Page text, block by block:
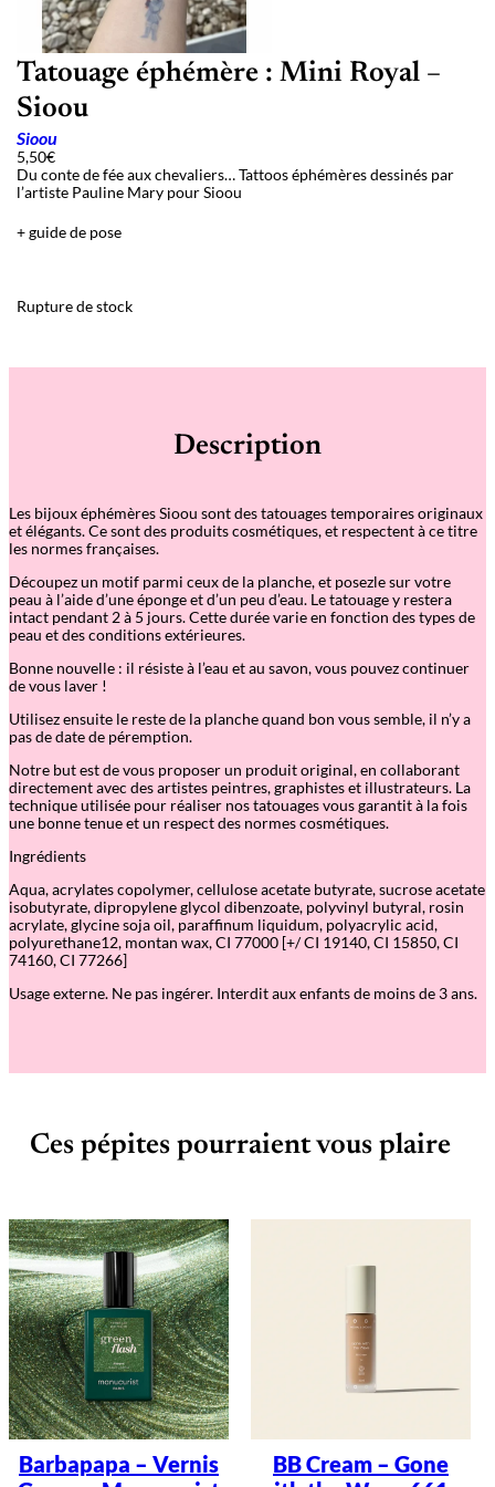
Tatouage éphémère : Mini Royal –
Sioou
Sioou
5,50€
Du conte de fée aux chevaliers… Tattoos éphémères dessinés par
l’artiste Pauline Mary pour Sioou
+ guide de pose
Rupture de stock
Description
Les bijoux éphémères Sioou sont des tatouages temporaires originaux
et élégants. Ce sont des produits cosmétiques, et respectent à ce titre
les normes françaises.
Découpez un motif parmi ceux de la planche, et posezle sur votre
peau à l’aide d’une éponge et d’un peu d’eau. Le tatouage y restera
intact pendant 2 à 5 jours. Cette durée varie en fonction des types de
peau et des conditions extérieures.
Bonne nouvelle : il résiste à l’eau et au savon, vous pouvez continuer
de vous laver !
Utilisez ensuite le reste de la planche quand bon vous semble, il n’y a
pas de date de péremption.
Notre but est de vous proposer un produit original, en collaborant
directement avec des artistes peintres, graphistes et illustrateurs. La
technique utilisée pour réaliser nos tatouages vous garantit à la fois
une bonne tenue et un respect des normes cosmétiques.
Ingrédients
Aqua, acrylates copolymer, cellulose acetate butyrate, sucrose acetate
isobutyrate, dipropylene glycol dibenzoate, polyvinyl butyral, rosin
acrylate, glycine soja oil, paraffinum liquidum, polyacrylic acid,
polyurethane12, montan wax, CI 77000 [+/ CI 19140, CI 15850, CI
74160, CI 77266]
Usage externe. Ne pas ingérer. Interdit aux enfants de moins de 3 ans.
Ces pépites pourraient vous plaire
Barbapapa – Vernis
BB Cream – Gone